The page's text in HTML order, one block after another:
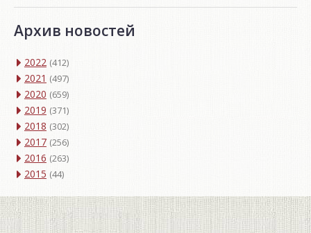
Архив новостей
2022 (412)
2021 (497)
2020 (659)
2019 (371)
2018 (302)
2017 (256)
2016 (263)
2015 (44)